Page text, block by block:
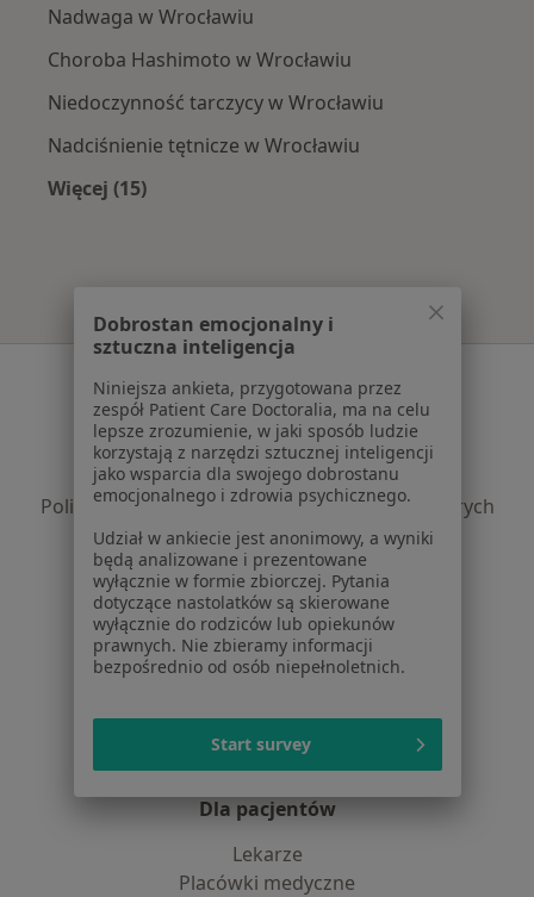
Nadwaga w Wrocławiu
Choroba Hashimoto w Wrocławiu
Niedoczynność tarczycy w Wrocławiu
Nadciśnienie tętnicze w Wrocławiu
Więcej (15)
Regulamin
Polityka prywatności pacjentów
Polityka prywatności profesjonalistów
Polityka prywatności dla profesjonalistów, których
dane pozyskaliśmy samodzielnie
Polityka cookies
Jak działają wyniki wyszukiwania
Dostępność
O nas
Praca Rekrutujemy!
Centrum prasowe
Dla pacjentów
Lekarze
Placówki medyczne
Dobrostan emocjonalny i
sztuczna inteligencja
Niniejsza ankieta, przygotowana przez
zespół Patient Care Doctoralia, ma na celu
lepsze zrozumienie, w jaki sposób ludzie
korzystają z narzędzi sztucznej inteligencji
jako wsparcia dla swojego dobrostanu
emocjonalnego i zdrowia psychicznego.
Udział w ankiecie jest anonimowy, a wyniki
będą analizowane i prezentowane
wyłącznie w formie zbiorczej. Pytania
dotyczące nastolatków są skierowane
wyłącznie do rodziców lub opiekunów
prawnych. Nie zbieramy informacji
bezpośrednio od osób niepełnoletnich.
Start survey